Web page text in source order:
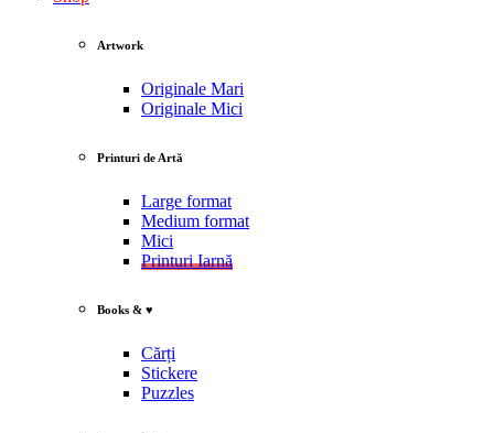
Artwork
Originale Mari
Originale Mici
Printuri de Artă
Large format
Medium format
Mici
Printuri Iarnă
Books & ♥
Cărți
Stickere
Puzzles